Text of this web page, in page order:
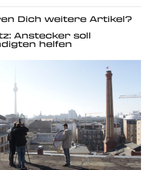
Dich weitere Artikel?
Anstecker soll
helfen